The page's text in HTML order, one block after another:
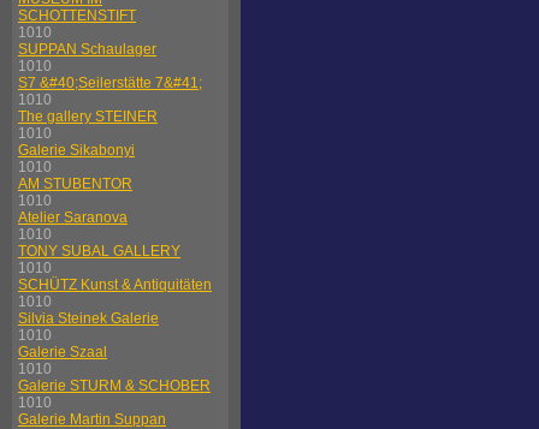
SCHOTTENSTIFT
1010
SUPPAN Schaulager
1010
S7 &#40;Seilerstätte 7&#41;
1010
The gallery STEINER
1010
Galerie Sikabonyi
1010
AM STUBENTOR
1010
Atelier Saranova
1010
TONY SUBAL GALLERY
1010
SCHÜTZ Kunst & Antiquitäten
1010
Silvia Steinek Galerie
1010
Galerie Szaal
1010
Galerie STURM & SCHOBER
1010
Galerie Martin Suppan